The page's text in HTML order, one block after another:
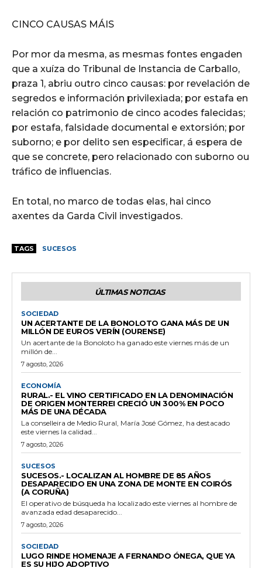
CINCO CAUSAS MÁIS
Por mor da mesma, as mesmas fontes engaden
que a xuíza do Tribunal de Instancia de Carballo,
praza 1, abriu outro cinco causas: por revelación de
segredos e información privilexiada; por estafa en
relación co patrimonio de cinco acodes falecidas;
por estafa, falsidade documental e extorsión; por
suborno; e por delito sen especificar, á espera de
que se concrete, pero relacionado con suborno ou
tráfico de influencias.
En total, no marco de todas elas, hai cinco
axentes da Garda Civil investigados.
TAGS SUCESOS
ÚLTIMAS NOTICIAS
SOCIEDAD
UN ACERTANTE DE LA BONOLOTO GANA MÁS DE UN
MILLÓN DE EUROS VERÍN (OURENSE)
Un acertante de la Bonoloto ha ganado este viernes más de un
millón de...
7 agosto, 2026
ECONOMÍA
RURAL.- EL VINO CERTIFICADO EN LA DENOMINACIÓN
DE ORIGEN MONTERREI CRECIÓ UN 300% EN POCO
MÁS DE UNA DÉCADA
La conselleira de Medio Rural, María José Gómez, ha destacado
este viernes la calidad...
7 agosto, 2026
SUCESOS
SUCESOS.- LOCALIZAN AL HOMBRE DE 85 AÑOS
DESAPARECIDO EN UNA ZONA DE MONTE EN COIRÓS
(A CORUÑA)
El operativo de búsqueda ha localizado este viernes al hombre de
avanzada edad desaparecido...
7 agosto, 2026
SOCIEDAD
LUGO RINDE HOMENAJE A FERNANDO ÓNEGA, QUE YA
ES SU HIJO ADOPTIVO